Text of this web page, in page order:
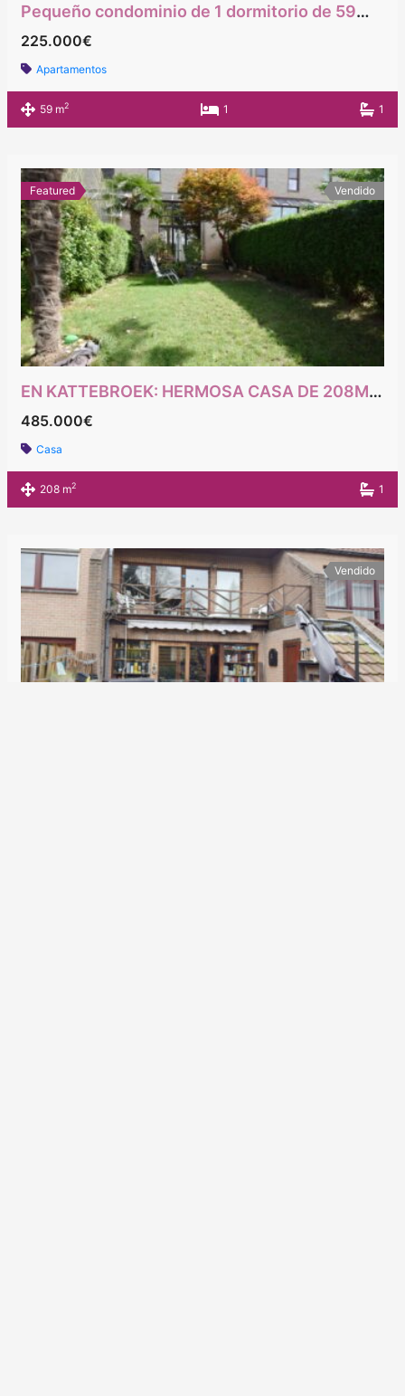
Pequeño condominio de 1 dormitorio de 59m2 junto al metro Hankar y cerca de las principales carreteras.
225.000€
Apartamentos
59 m2 1 1
Featured Vendido
EN KATTEBROEK: HERMOSA CASA DE 208M² PEB CON 5 HABITACIONES
485.000€
Casa
208 m2 1
Vendido